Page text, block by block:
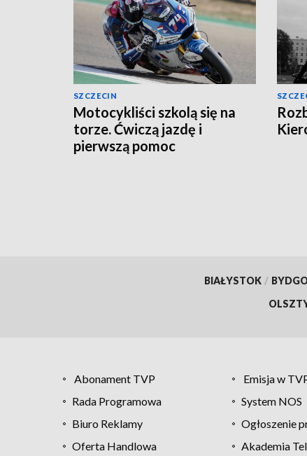
SZCZECIN
Motocykliści szkolą się na
torze. Ćwiczą jazdę i
pierwszą pomoc
BIAŁYSTOK /
Abonament TVP Emisja w
Rada Programowa
System NOS
Biuro Reklamy
Ogłoszenie
Oferta Handlowa
Akademia